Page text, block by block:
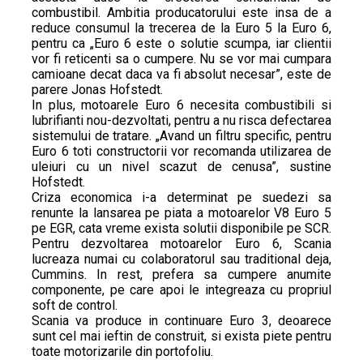
combustibil. Ambitia producatorului este insa de a
reduce consumul la trecerea de la Euro 5 la Euro 6,
pentru ca „Euro 6 este o solutie scumpa, iar clientii
vor fi reticenti sa o cumpere. Nu se vor mai cumpara
camioane decat daca va fi absolut necesar”, este de
parere Jonas Hofstedt.
In plus, motoarele Euro 6 necesita combustibili si
lubrifianti nou-dezvoltati, pentru a nu risca defectarea
sistemului de tratare. „Avand un filtru specific, pentru
Euro 6 toti constructorii vor recomanda utilizarea de
uleiuri cu un nivel scazut de cenusa”, sustine
Hofstedt.
Criza economica i-a determinat pe suedezi sa
renunte la lansarea pe piata a motoarelor V8 Euro 5
pe EGR, cata vreme exista solutii disponibile pe SCR.
Pentru dezvoltarea motoarelor Euro 6, Scania
lucreaza numai cu colaboratorul sau traditional deja,
Cummins. In rest, prefera sa cumpere anumite
componente, pe care apoi le integreaza cu propriul
soft de control.
Scania va produce in continuare Euro 3, deoarece
sunt cel mai ieftin de construit, si exista piete pentru
toate motorizarile din portofoliu.